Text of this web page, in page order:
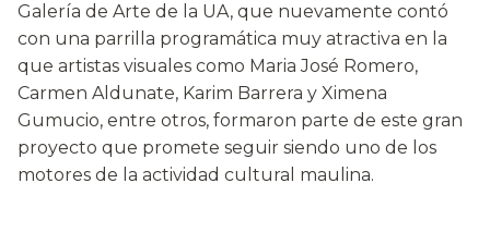
Galería de Arte de la UA, que nuevamente contó
con una parrilla programática muy atractiva en la
que artistas visuales como Maria José Romero,
Carmen Aldunate, Karim Barrera y Ximena
Gumucio, entre otros, formaron parte de este gran
proyecto que promete seguir siendo uno de los
motores de la actividad cultural maulina.